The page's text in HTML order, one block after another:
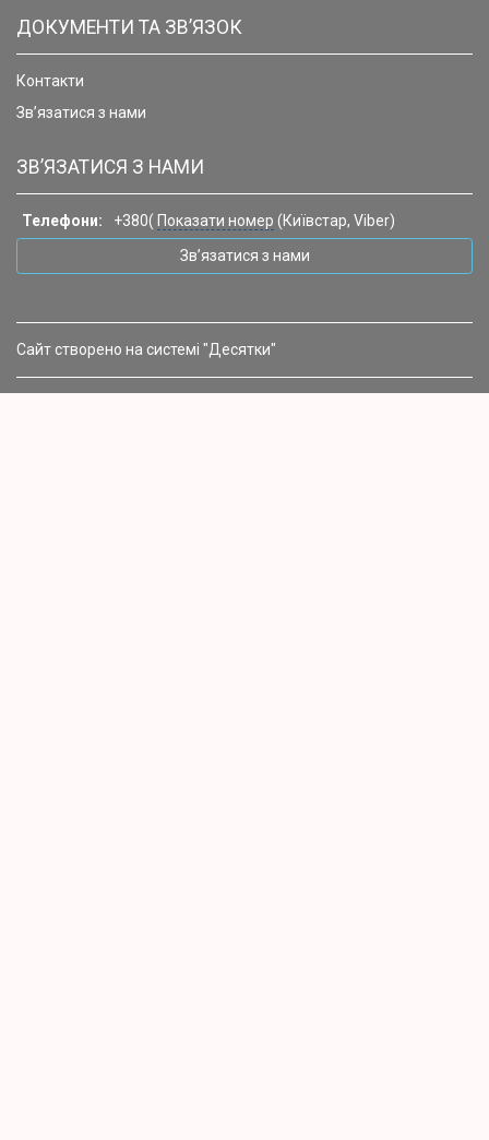
ДОКУМЕНТИ ТА ЗВ’ЯЗОК
Контакти
Зв’язатися з нами
ЗВ’ЯЗАТИСЯ З НАМИ
Телефони: +380( Показати номер (Київстар, Viber)
Зв’язатися з нами
Сайт створено на системі "Десятки"